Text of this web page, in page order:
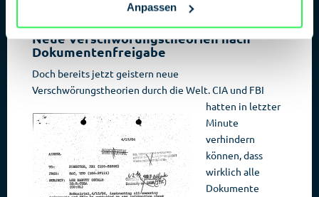
Anpassen
jedermann einsehbar.
Neue Verschwörungstheorien nach
Dokumentenfreigabe
Doch bereits jetzt geistern neue
Verschwörungstheorien durch die Welt. CIA und FBI
hatten in letzter
Minute
verhindern
können, dass
wirklich alle
Dokumente